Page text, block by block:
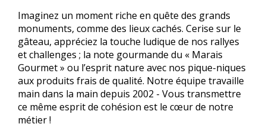
Imaginez un moment riche en quête des grands
monuments, comme des lieux cachés. Cerise sur le
gâteau, appréciez la touche ludique de nos rallyes
et challenges ; la note gourmande du « Marais
Gourmet » ou l’esprit nature avec nos pique-niques
aux produits frais de qualité. Notre équipe travaille
main dans la main depuis 2002 - Vous transmettre
ce même esprit de cohésion est le cœur de notre
métier !